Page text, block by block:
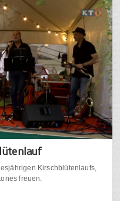
Kirschblütenlaufs,
freuen.